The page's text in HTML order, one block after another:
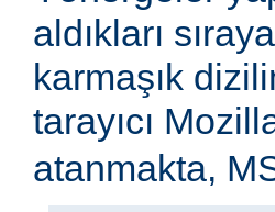
aldıkları
karmaşık
tarayıcı
atanmakta,